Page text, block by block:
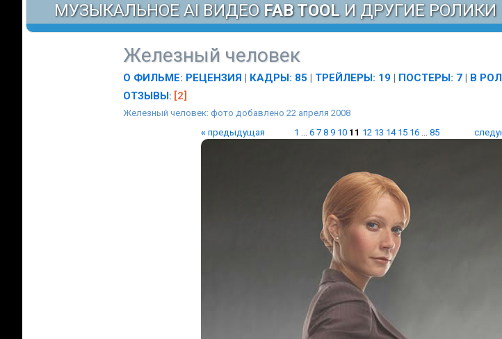
МУЗЫКАЛЬНОЕ AI ВИДЕО FAB TOOL И ДРУГИЕ РОЛИКИ
Железный человек
О ФИЛЬМЕ: РЕЦЕНЗИЯ | КАДРЫ: 85 | ТРЕЙЛЕРЫ: 19 | ПОСТЕРЫ: 7 | В
ОТЗЫВЫ: [2]
Железный человек: фото добавлено 22 апреля 2008
« предыдущая 1 ... 6 7 8 9 10 11 12 13 14 15 16... 85